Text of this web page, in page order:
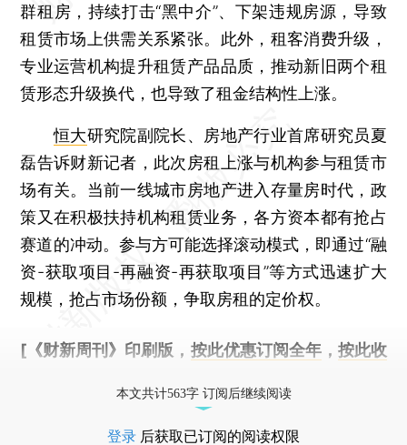
群租房，持续打击“黑中介”、下架违规房源，导致
租赁市场上供需关系紧张。此外，租客消费升级，
专业运营机构提升租赁产品品质，推动新旧两个租
赁形态升级换代，也导致了租金结构性上涨。
恒大研究院副院长、房地产行业首席研究员夏
磊告诉财新记者，此次房租上涨与机构参与租赁市
场有关。当前一线城市房地产进入存量房时代，政
策又在积极扶持机构租赁业务，各方资本都有抢占
赛道的冲动。参与方可能选择滚动模式，即通过“融
资-获取项目-再融资-再获取项目”等方式迅速扩大
规模，抢占市场份额，争取房租的定价权。
[《财新周刊》印刷版， 按此优惠订阅全年， 按此收
本文共计563字 订阅后继续阅读
登录 后获取已订阅的阅读权限